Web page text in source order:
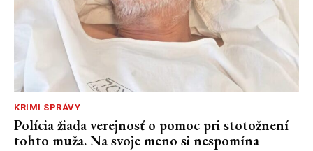
KRIMI SPRÁVY
Polícia žiada verejnosť o pomoc pri stotožnení
tohto muža. Na svoje meno si nespomína